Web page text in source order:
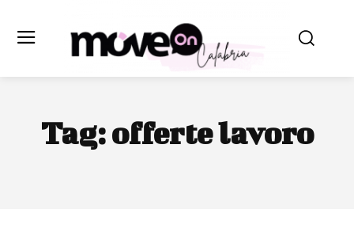
Tag:offerte lavoro